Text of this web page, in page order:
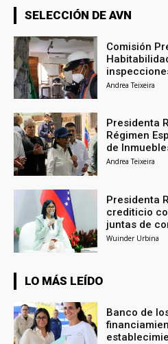
SELECCIÓN DE AVN
Comisión
Andrea Teixeira
Presidenta
Régimen
de
Andrea Teixeira
Presidenta
crediticio
juntas de
Wuinder Urbina
LO MÁS LEÍDO
Banco de